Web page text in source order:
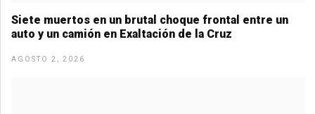
Siete muertos en un brutal choque frontal entre un
auto y un camión en Exaltación de la Cruz
AGOSTO 2, 2026